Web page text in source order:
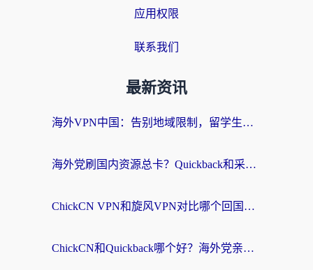
应用权限
联系我们
最新资讯
海外VPN中国：告别地域限制，留学生与华人如何轻松刷国内剧、玩国服？
海外党刷国内资源总卡？Quickback和采集蜂好用吗？这篇指南帮你避坑
ChickCN VPN和旋风VPN对比哪个回国效果更好？海外党亲测实用指南
ChickCN和Quickback哪个好？海外党亲测回国加速器，轻松解锁国内资源（附避坑指南）